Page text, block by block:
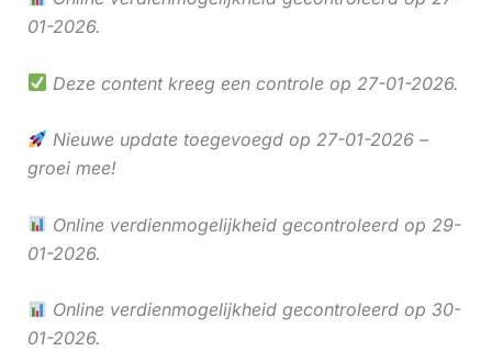
01-2026.
Deze content kreeg een controle op 27-01-2026.
Nieuwe update toegevoegd op 27-01-2026 –
groei mee!
Online verdienmogelijkheid gecontroleerd op 29-
01-2026.
Online verdienmogelijkheid gecontroleerd op 30-
01-2026.